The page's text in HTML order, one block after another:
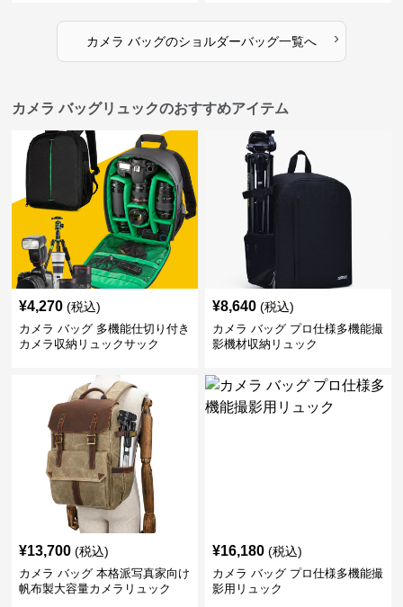
カメラ バッグのショルダーバッグ一覧へ ›
カメラ バッグリュックのおすすめアイテム
¥4,270 (税込)
カメラ バッグ 多機能仕切り付き
カメラ収納リュックサック
¥8,640 (税込)
カメラ バッグ プロ仕様多機能撮
影機材収納リュック
¥13,700 (税込)
カメラ バッグ 本格派写真家向け
帆布製大容量カメラリュック
¥16,180 (税込)
カメラ バッグ プロ仕様多機能撮
影用リュック